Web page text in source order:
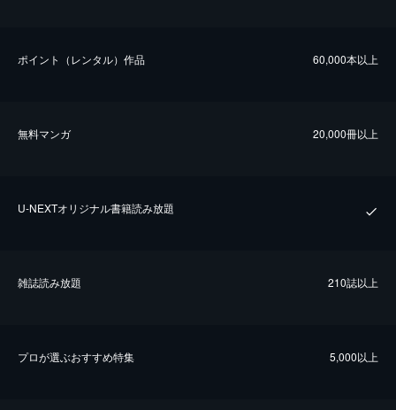
ポイント（レンタル）作品 60,000本以上
無料マンガ 20,000冊以上
U-NEXTオリジナル書籍読み放題
雑誌読み放題 210誌以上
プロが選ぶおすすめ特集 5,000以上